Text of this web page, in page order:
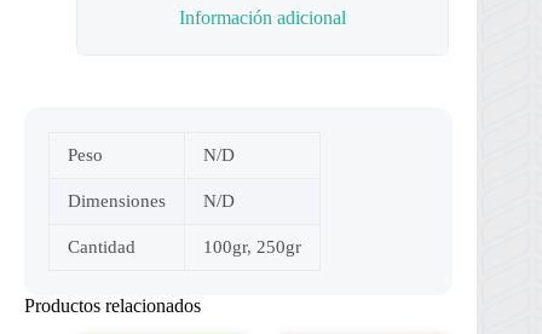
Información adicional
Peso N/D
Dimensiones N/D
Cantidad 100gr, 250gr
Productos relacionados